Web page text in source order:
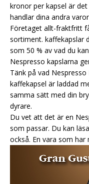
kronor per kapsel är
handlar dina andra
Företaget allt-fraktfritt
sortiment. kaffekapslar
som 50 % av vad du
Nespresso kapslarna
Tänk på vad
kaffekapsel är laddad
samma sätt med din
dyrare.
Du vet att det är en
som passar. Du kan
också. En vara som